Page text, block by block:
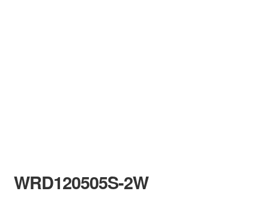
WRD120505S-2W